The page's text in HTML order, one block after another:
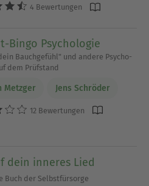
4 Bewertungen
Bingo Psychologie
Bauchgefühl" und andere Psycho-
dem Prüfstand
Metzger Jens Schröder
12 Bewertungen
dein inneres Lied
Buch der Selbstfürsorge